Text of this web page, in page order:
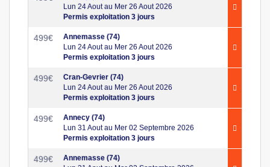
Lun 24 Aout au Mer 26 Aout 2026
Permis exploitation 3 jours
499€
Annemasse (74)
Lun 24 Aout au Mer 26 Aout 2026
Permis exploitation 3 jours
499€
Cran-Gevrier (74)
Lun 24 Aout au Mer 26 Aout 2026
Permis exploitation 3 jours
499€
Annecy (74)
Lun 31 Aout au Mer 02 Septembre 2026
Permis exploitation 3 jours
499€
Annemasse (74)